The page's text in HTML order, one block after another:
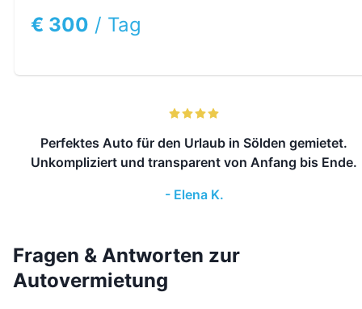
€ 300 / Tag
Perfektes Auto für den Urlaub in Sölden gemietet.
Unkompliziert und transparent von Anfang bis Ende.
- Elena K.
Fragen & Antworten zur
Autovermietung